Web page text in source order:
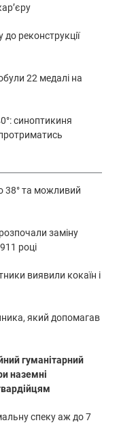
до реконструкції
22 медалі на
синоптикиня
38° та можливий
заміну
році
виявили кокаїн і
який допомагав
гуманітарний
наземні
спеку аж до 7